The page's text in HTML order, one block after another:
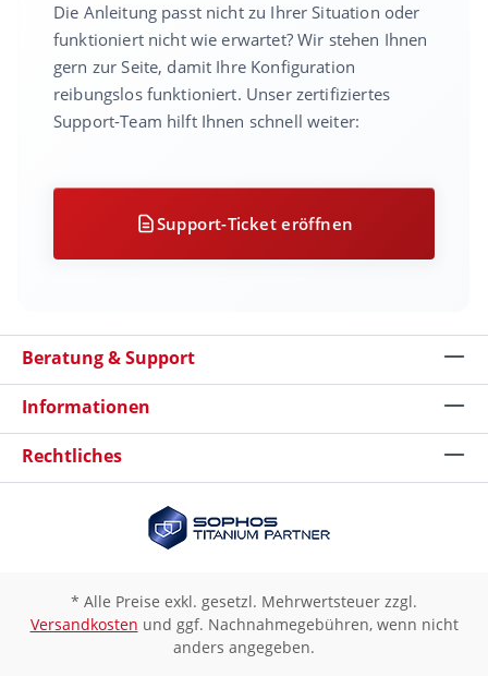
Die Anleitung passt nicht zu Ihrer Situation oder
funktioniert nicht wie erwartet? Wir stehen Ihnen
gern zur Seite, damit Ihre Konfiguration
reibungslos funktioniert. Unser zertifiziertes
Support-Team hilft Ihnen schnell weiter:
Support-Ticket eröffnen
Beratung & Support
Informationen
Rechtliches
* Alle Preise exkl. gesetzl. Mehrwertsteuer zzgl.
Versandkosten und ggf. Nachnahmegebühren, wenn nicht
anders angegeben.